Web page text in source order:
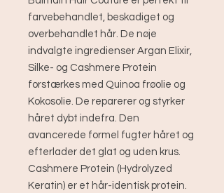
farvebehandlet, beskadiget og
overbehandlet hår. De nøje
indvalgte ingredienser Argan Elixir,
Silke- og Cashmere Protein
forstærkes med Quinoa frøolie og
Kokosolie. De reparerer og styrker
håret dybt indefra. Den
avancerede formel fugter håret og
efterlader det glat og uden krus.
Cashmere Protein (Hydrolyzed
Keratin) er et hår-identisk protein.